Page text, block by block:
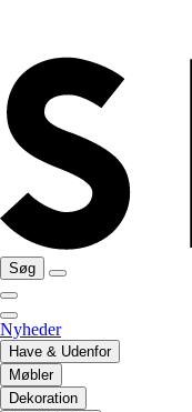
Søg
Nyheder
Have & Udenfor
Møbler
Dekoration